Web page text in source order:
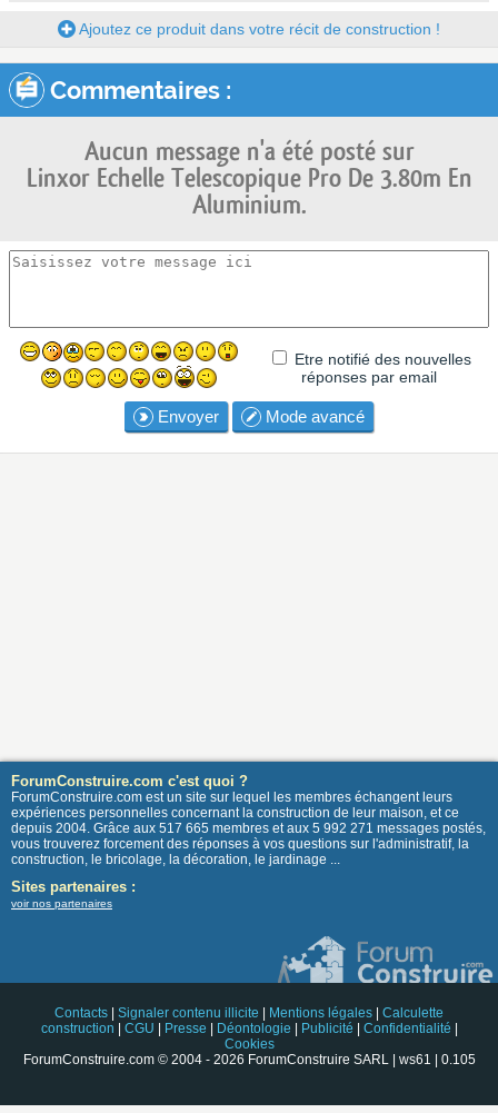
Ajoutez ce produit dans votre récit de construction !
Commentaires :
Aucun message n'a été posté sur
Linxor Echelle Telescopique Pro De 3.80m En
Aluminium.
Etre notifié des nouvelles
réponses par email
Envoyer Mode avancé
ForumConstruire.com c'est quoi ?
ForumConstruire.com est un site sur lequel les membres échangent leurs
expériences personnelles concernant la construction de leur maison, et ce
depuis 2004. Grâce aux 517 665 membres et aux 5 992 271 messages postés,
vous trouverez forcement des réponses à vos questions sur l'administratif, la
construction, le bricolage, la décoration, le jardinage ...
Sites partenaires :
voir nos partenaires
Contacts Signaler contenu illicite Mentions légales
Calculette
construction
CGU Presse Déontologie Publicité Confidentialité
Cookies
ForumConstruire.com © 2004 - 2026 ForumConstruire SARL | ws61 | 0.105